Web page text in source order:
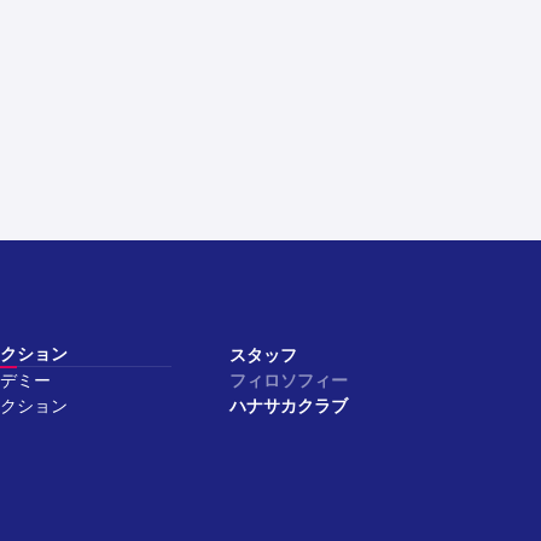
ション
ミー
ション
スタッフ
フィロソフィー
ハナサカクラブ